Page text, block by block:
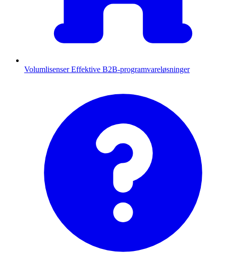
Volumlisenser Effektive B2B-programvareløsninger